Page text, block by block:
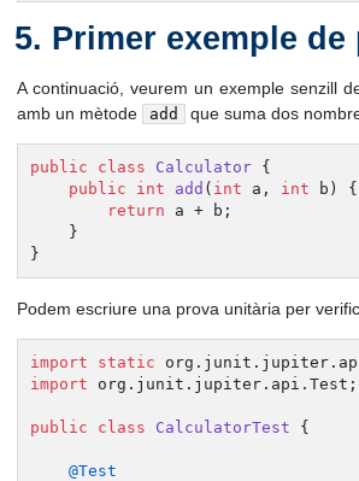
Primer exemple
A continuació, veurem un exemple senzill
amb un mètode add que suma dos
public class Calculator {
public
int add ( int a, int b)
{
return a + b;
    }
}
Podem escriure una prova unitària per
import static
import org.junit.jupiter.api.Test;
public class CalculatorTest {
@Test